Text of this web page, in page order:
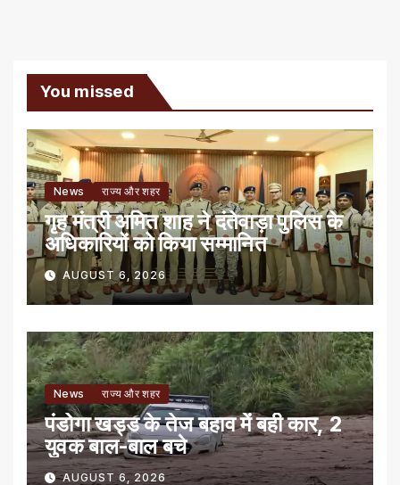
You missed
News राज्य और शहर
गृह मंत्री अमित शाह ने दंतेवाड़ा पुलिस के
अधिकारियों को किया सम्मानित
AUGUST 6, 2026
News राज्य और शहर
पंडोगा खड्ड के तेज बहाव में बही कार, 2
युवक बाल-बाल बचे
AUGUST 6, 2026